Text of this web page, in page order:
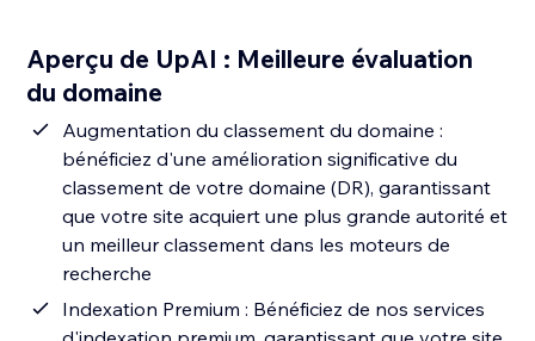
Aperçu de UpAI : Meilleure évaluation
du domaine
Augmentation du classement du domaine :
bénéficiez d'une amélioration significative du
classement de votre domaine (DR), garantissant
que votre site acquiert une plus grande autorité et
un meilleur classement dans les moteurs de
recherche
Indexation Premium : Bénéficiez de nos services